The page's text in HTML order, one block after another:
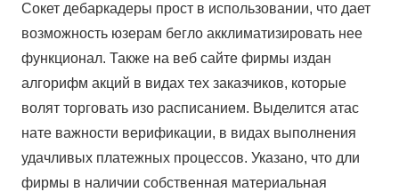
Сокет дебаркадеры прост в использовании, что дает
возможность юзерам бегло акклиматизировать нее
функционал. Также на веб сайте фирмы издан
алгорифм акций в видах тех заказчиков, которые
волят торговать изо расписанием. Выделится атас
нате важности верификации, в видах выполнения
удачливых платежных процессов. Указано, что дли
фирмы в наличии собственная материальная